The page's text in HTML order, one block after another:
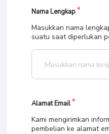
Nama Lengkap
Masukkan nama
suatu saat diperlukan
Alamat Email
Kami mengirimkan
pembelian ke alamat